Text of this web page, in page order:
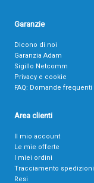
Garanzie
Dicono di noi
Garanzia Adam
Sigillo Netcomm
Privacy e cookie
FAQ: Domande frequenti
Area clienti
Il mio account
Le mie offerte
I miei ordini
Tracciamento spedizioni
Resi